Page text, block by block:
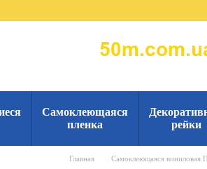
Самоклеющаяся
пленка
рейки
Главная Самоклеющаяся виниловая